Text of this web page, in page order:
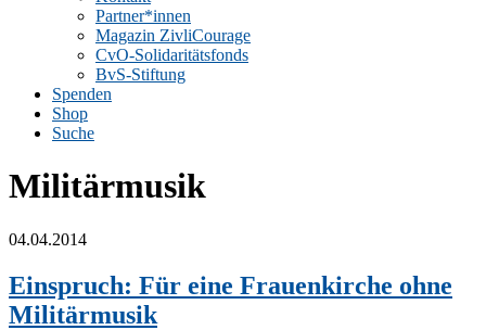
Partner*innen
Magazin ZivliCourage
CvO-Solidaritätsfonds
BvS-Stiftung
Spenden
Shop
Suche
Militärmusik
04.04.2014
Einspruch: Für eine Frauenkirche ohne
Militärmusik